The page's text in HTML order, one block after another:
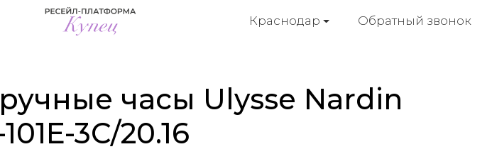
Краснодар Обратный звонок
часы Ulysse Nardin
3C/20.16